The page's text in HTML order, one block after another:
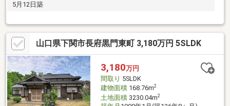
5月12日築
山口県下関市長府黒門東町 3,180万円 5SLDK
3,180万円
間取り 5SLDK
建物面積168.76m2
土地面積3230.04m2